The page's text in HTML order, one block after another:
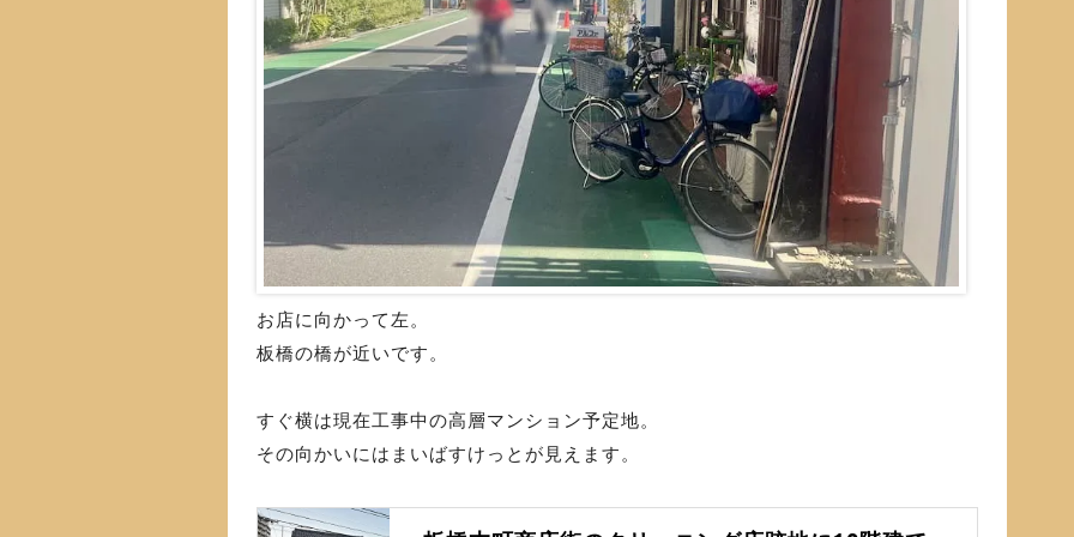
お店に向かって左。
板橋の橋が近いです。
すぐ横は現在工事中の高層マンション予定地。
その向かいにはまいばすけっとが見えます。